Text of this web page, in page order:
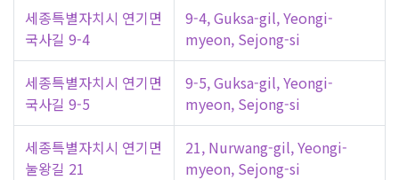
세종특별자치시 연기면
국사길 9-4
9-4, Guksa-gil, Yeongi-
myeon, Sejong-si
세종특별자치시 연기면
국사길 9-5
9-5, Guksa-gil, Yeongi-
myeon, Sejong-si
세종특별자치시 연기면
눌왕길 21
21, Nurwang-gil, Yeongi-
myeon, Sejong-si